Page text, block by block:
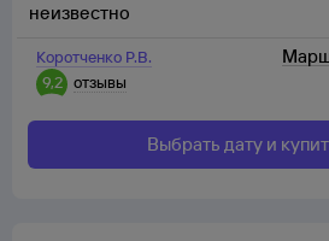
Коротченко Р.В.
9,2 отзывы
неизвестно
Выбрать дату и